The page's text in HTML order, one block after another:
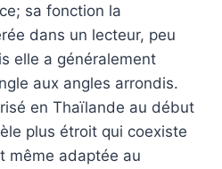
sa fonction la
dans un lecteur, peu
elle a généralement
aux angles arrondis.
en Thaïlande au début
plus étroit qui coexiste
même adaptée au